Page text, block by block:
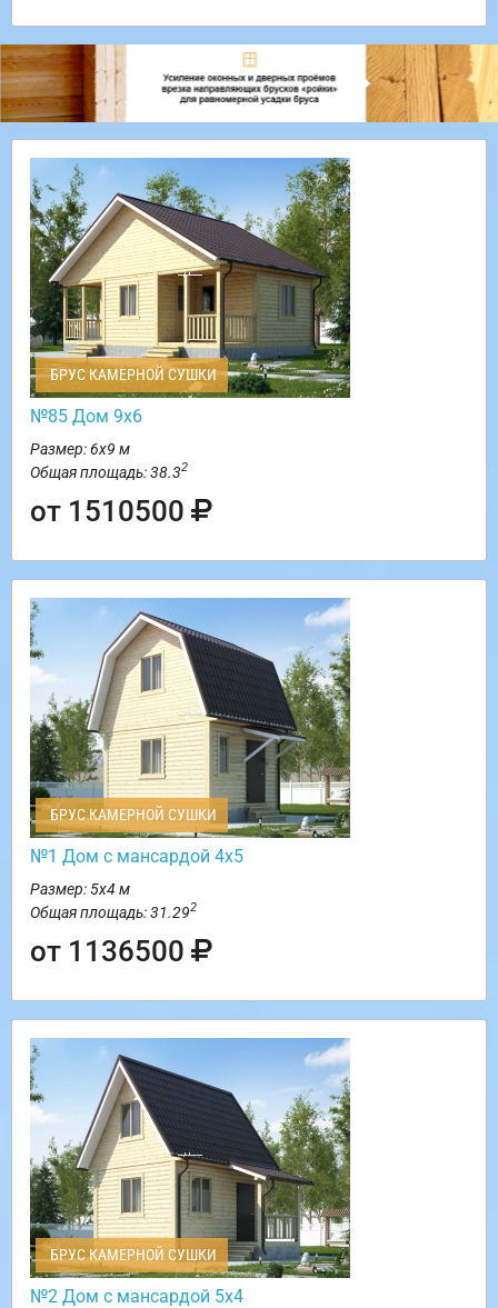
БРУС КАМЕРНОЙ СУШКИ
№85 Дом 9х6
Размер: 6х9 м
Общая площадь: 38.32
от 1510500
БРУС КАМЕРНОЙ СУШКИ
№1 Дом с мансардой 4х5
Размер: 5х4 м
Общая площадь: 31.292
от 1136500
БРУС КАМЕРНОЙ СУШКИ
№2 Дом с мансардой 5х4